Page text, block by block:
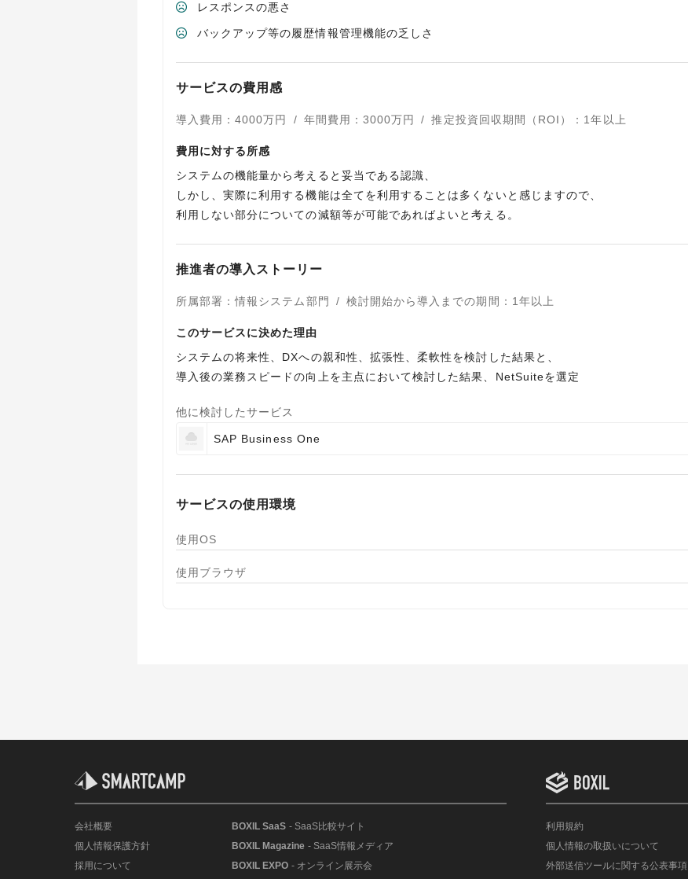
レスポンスの悪さ
バックアップ等の履歴情報管理機能の乏しさ
サービスの費用感
導入費用 ：4000万円 / 年間費用 ： 3000万円 / 推定投資回収期間（ROI） ： 1年以上
費用に対する所感
システムの機能量から考えると妥当である認識、
しかし、実際に利用する機能は全てを利用することは多くないと感じますので、
利用しない部分についての減額等が可能であればよいと考える。
推進者の導入ストーリー
所属部署 ：情報システム部門 / 検討開始から導入までの期間 ： 1年以上
このサービスに決めた理由
システムの将来性、DXへの親和性、拡張性、柔軟性を検討した結果と、
導入後の業務スピードの向上を主点において検討した結果、NetSuiteを選定
他に検討したサービス
SAP Business One
サービスの使用環境
使用OS
使用ブラウザ
会社概要
個人情報保護方針
採用について
BOXIL SaaS - SaaS比較サイト
BOXIL Magazine - SaaS情報メディア
BOXIL EXPO - オンライン展示会
利用規約
個人情報の取扱いについて
外部送信ツールに関する公表事項